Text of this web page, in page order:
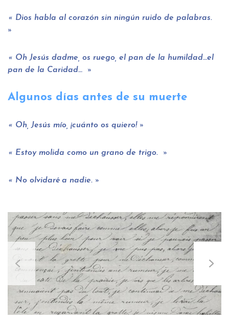
Dios habla al corazón sin ningún ruido de palabras.
Oh Jesús dadme, os ruego, el pan de la humildad…el
pan de la Caridad…
Algunos días antes de su muerte
Oh, Jesús mío, ¡cuánto os quiero!
Estoy molida como un grano de trigo.
No olvidaré a nadie.